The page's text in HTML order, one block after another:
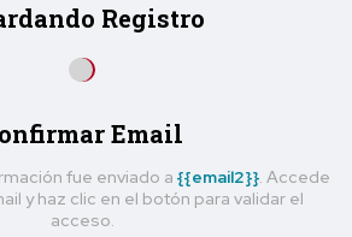
Registro
Email
fue enviado a {{email2}}. Accede
y haz clic en el botón para validar el
acceso.